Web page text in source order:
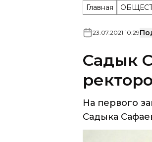
Садык
На первого
Садыка